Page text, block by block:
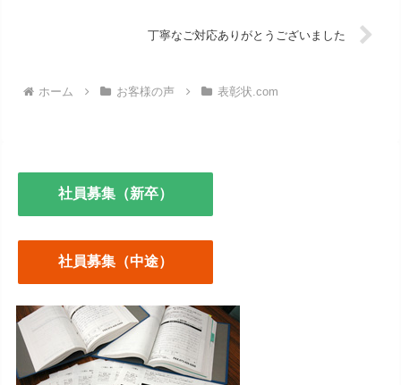
丁寧なご対応ありがとうございました
ホーム お客様の声 表彰状.com
社員募集（新卒）
社員募集（中途）